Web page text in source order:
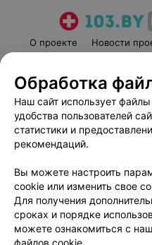
О проекте Новости
Пользовательское
Вакансии
Написать
Обработка
Обработка
Наш сайт использует
удобства пользователей
статистики и
рекомендаций.
Вы можете настроить
cookie или изменить свое
Для получения
сроках и порядке
можете ознакомиться с
файлов cookie